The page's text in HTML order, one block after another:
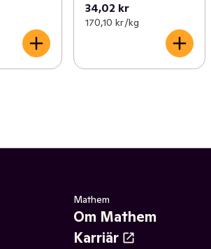
34,02 kr
170,10 kr /kg
Mathem
Om Mathem
Karriär